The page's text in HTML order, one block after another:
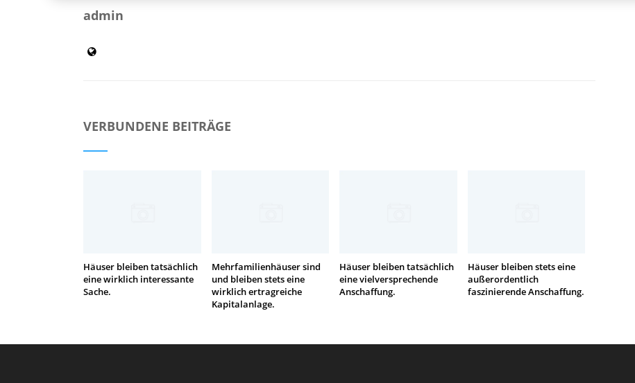
admin
VERBUNDENE BEITRÄGE
Häuser bleiben tatsächlich
eine wirklich interessante
Sache.
Mehrfamilienhäuser sind
und bleiben stets eine
wirklich ertragreiche
Kapitalanlage.
Häuser bleiben tatsächlich
eine vielversprechende
Anschaffung.
Häuser bleiben stets eine
außerordentlich
faszinierende Anschaffung.